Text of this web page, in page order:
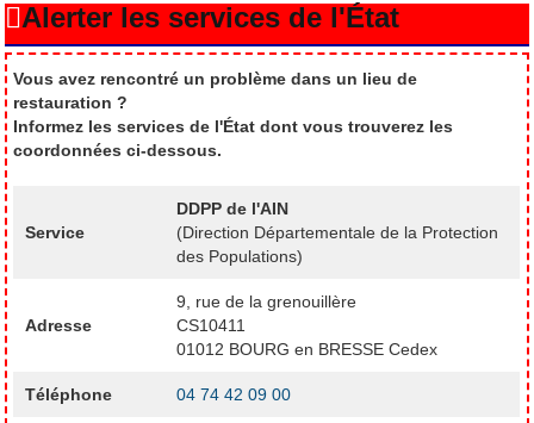
Alerter les services de l'État
Vous avez rencontré un problème dans un lieu de
restauration ?
Informez les services de l'État dont vous trouverez les
coordonnées ci-dessous.
Service
DDPP de l'AIN
(Direction Départementale de la Protection
des Populations)
Adresse
9, rue de la grenouillère
CS10411
01012 BOURG en BRESSE Cedex
Téléphone 04 74 42 09 00